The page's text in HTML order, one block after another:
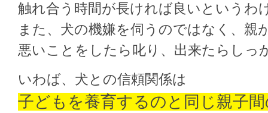
触れ合う時間が長ければ良いというわ
また、犬の機嫌を伺うのではなく、親
悪いことをしたら叱り、出来たらしっ
いわば、犬との信頼関係は
子どもを養育するのと同じ親子